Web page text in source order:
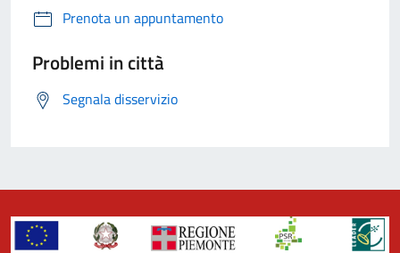
Prenota un appuntamento
Problemi in città
Segnala disservizio